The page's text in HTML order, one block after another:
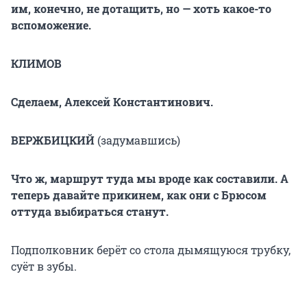
им, конечно, не дотащить, но — хоть какое-то
вспоможение.
КЛИМОВ
Сделаем, Алексей Константинович.
ВЕРЖБИЦКИЙ (задумавшись)
Что ж, маршрут туда мы вроде как составили. А
теперь давайте прикинем, как они с Брюсом
оттуда выбираться станут.
Подполковник берёт со стола дымящуюся трубку,
суёт в зубы.